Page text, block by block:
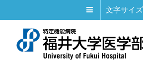
文字サイズ